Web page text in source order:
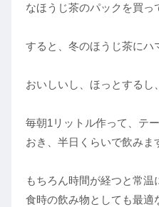
なほうじ茶のパックを買っ
すると、冬のほうじ茶にハ
おいしいし、ほっとするし
毎朝1リットル作って、テ
おき、半日くらいで飲みま
もちろん時間が経つと常
食時の飲み物としても最適